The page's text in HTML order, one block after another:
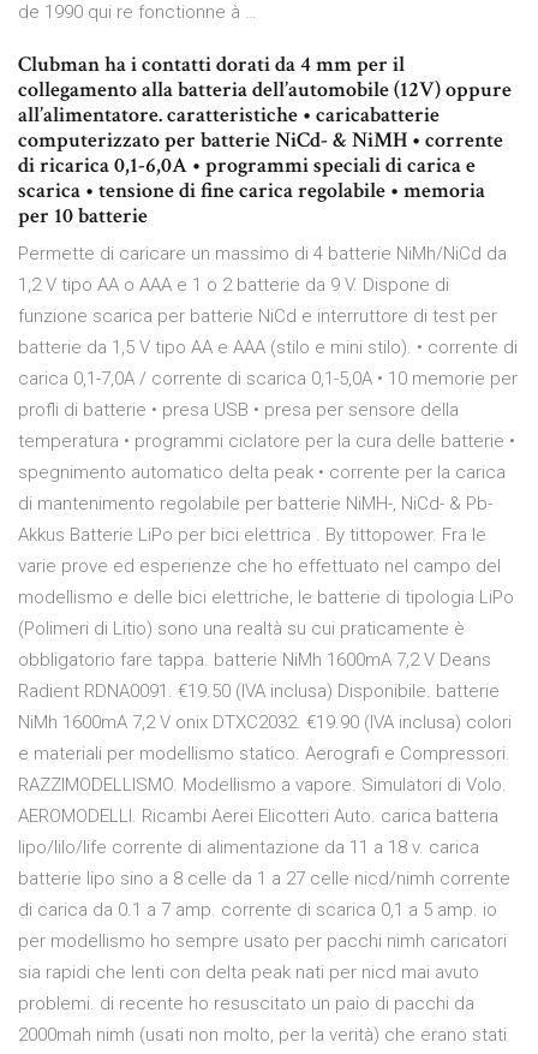
de 1990 qui re fonctionne à …
Clubman ha i contatti dorati da 4 mm per il
collegamento alla batteria dell’automobile (12V) oppure
all’alimentatore. caratteristiche • caricabatterie
computerizzato per batterie NiCd- & NiMH • corrente
di ricarica 0,1-6,0A • programmi speciali di carica e
scarica • tensione di fine carica regolabile • memoria
per 10 batterie
Permette di caricare un massimo di 4 batterie NiMh/NiCd da
1,2 V tipo AA o AAA e 1 o 2 batterie da 9 V. Dispone di
funzione scarica per batterie NiCd e interruttore di test per
batterie da 1,5 V tipo AA e AAA (stilo e mini stilo). • corrente di
carica 0,1-7,0A / corrente di scarica 0,1-5,0A • 10 memorie per
profli di batterie • presa USB • presa per sensore della
temperatura • programmi ciclatore per la cura delle batterie •
spegnimento automatico delta peak • corrente per la carica
di mantenimento regolabile per batterie NiMH-, NiCd- & Pb-
Akkus Batterie LiPo per bici elettrica . By tittopower. Fra le
varie prove ed esperienze che ho effettuato nel campo del
modellismo e delle bici elettriche, le batterie di tipologia LiPo
(Polimeri di Litio) sono una realtà su cui praticamente è
obbligatorio fare tappa. batterie NiMh 1600mA 7,2 V Deans
Radient RDNA0091. €19.50 (IVA inclusa) Disponibile. batterie
NiMh 1600mA 7,2 V onix DTXC2032. €19.90 (IVA inclusa) colori
e materiali per modellismo statico. Aerografi e Compressori.
RAZZIMODELLISMO. Modellismo a vapore. Simulatori di Volo.
AEROMODELLI. Ricambi Aerei Elicotteri Auto. carica batteria
lipo/lilo/life corrente di alimentazione da 11 a 18 v. carica
batterie lipo sino a 8 celle da 1 a 27 celle nicd/nimh corrente
di carica da 0.1 a 7 amp. corrente di scarica 0,1 a 5 amp. io
per modellismo ho sempre usato per pacchi nimh caricatori
sia rapidi che lenti con delta peak nati per nicd mai avuto
problemi. di recente ho resuscitato un paio di pacchi da
2000mah nimh (usati non molto, per la verità) che erano stati